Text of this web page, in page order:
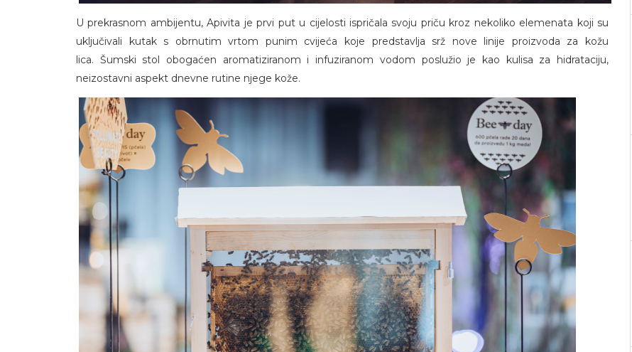
U prekrasnom ambijentu, Apivita je prvi put u cijelosti ispričala svoju priču kroz nekoliko elemenata koji su
uključivali kutak s obrnutim vrtom punim cvijeća koje predstavlja srž nove linije proizvoda za kožu
lica. Šumski stol obogaćen aromatiziranom i infuziranom vodom poslužio je kao kulisa za hidrataciju,
neizostavni aspekt dnevne rutine njege kože.